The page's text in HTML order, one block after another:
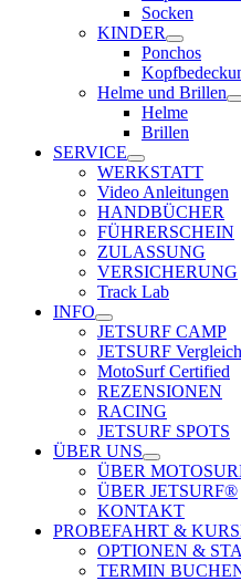
Socken
KINDER
Ponchos
Helme und Brillen
Helme
Brillen
SERVICE
WERKSTATT
Video Anleitungen
HANDBÜCHER
FÜHRERSCHEIN
ZULASSUNG
VERSICHERUNG
Track Lab
INFO
JETSURF CAMP
JETSURF Vergleich
MotoSurf Certified
REZENSIONEN
RACING
JETSURF SPOTS
ÜBER UNS
ÜBER
ÜBER JETSURF®
KONTAKT
PROBEFAHRT &
OPTIONEN &
TERMIN